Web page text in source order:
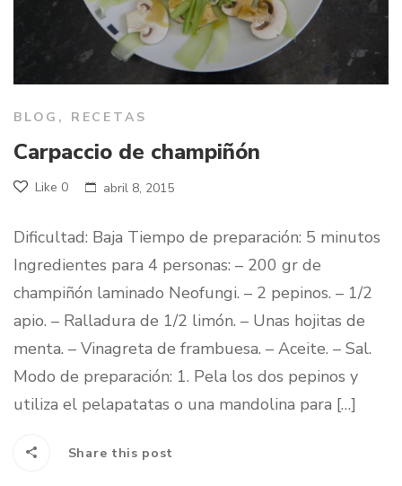
BLOG , RECETAS
Carpaccio de champiñón
Like 0 abril 8, 2015
Dificultad: Baja Tiempo de preparación: 5 minutos
Ingredientes para 4 personas: – 200 gr de
champiñón laminado Neofungi. – 2 pepinos. – 1/2
apio. – Ralladura de 1/2 limón. – Unas hojitas de
menta. – Vinagreta de frambuesa. – Aceite. – Sal.
Modo de preparación: 1. Pela los dos pepinos y
utiliza el pelapatatas o una mandolina para […]
Share this post